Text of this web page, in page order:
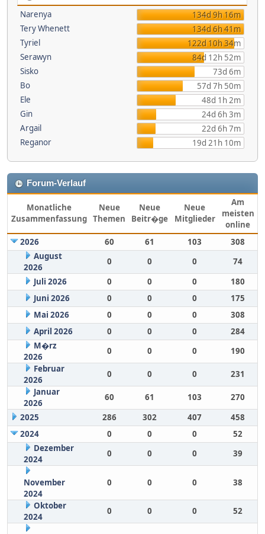
Narenya
134d 9h 16m
Tery Whenett
134d 6h 41m
Tyriel
122d 10h 34m
Serawyn
84d 12h 52m
Sisko
73d 6m
Bo
57d 7h 50m
Ele
48d 1h 2m
Gin
24d 6h 3m
Argail
22d 6h 7m
Reganor
19d 21h 10m
Forum-Verlauf
Monatliche
Zusammenfassung
Neue
Themen
Neue
Beitr�ge
Neue
Mitglieder
Am
meisten
online
2026
60 61 103
308
August
2026
0 0 0
74
Juli 2026
0 0 0
180
Juni 2026
0 0 0
175
Mai 2026
0 0 0
308
April 2026
0 0 0
284
M�rz
2026
0 0 0
190
Februar
2026
0 0 0
231
Januar
2026
60 61 103
270
2025
286 302 407
458
2024
0 0 0
52
Dezember
2024
0 0 0 39
November
2024
0 0 0 38
Oktober
2024
0 0 0 52